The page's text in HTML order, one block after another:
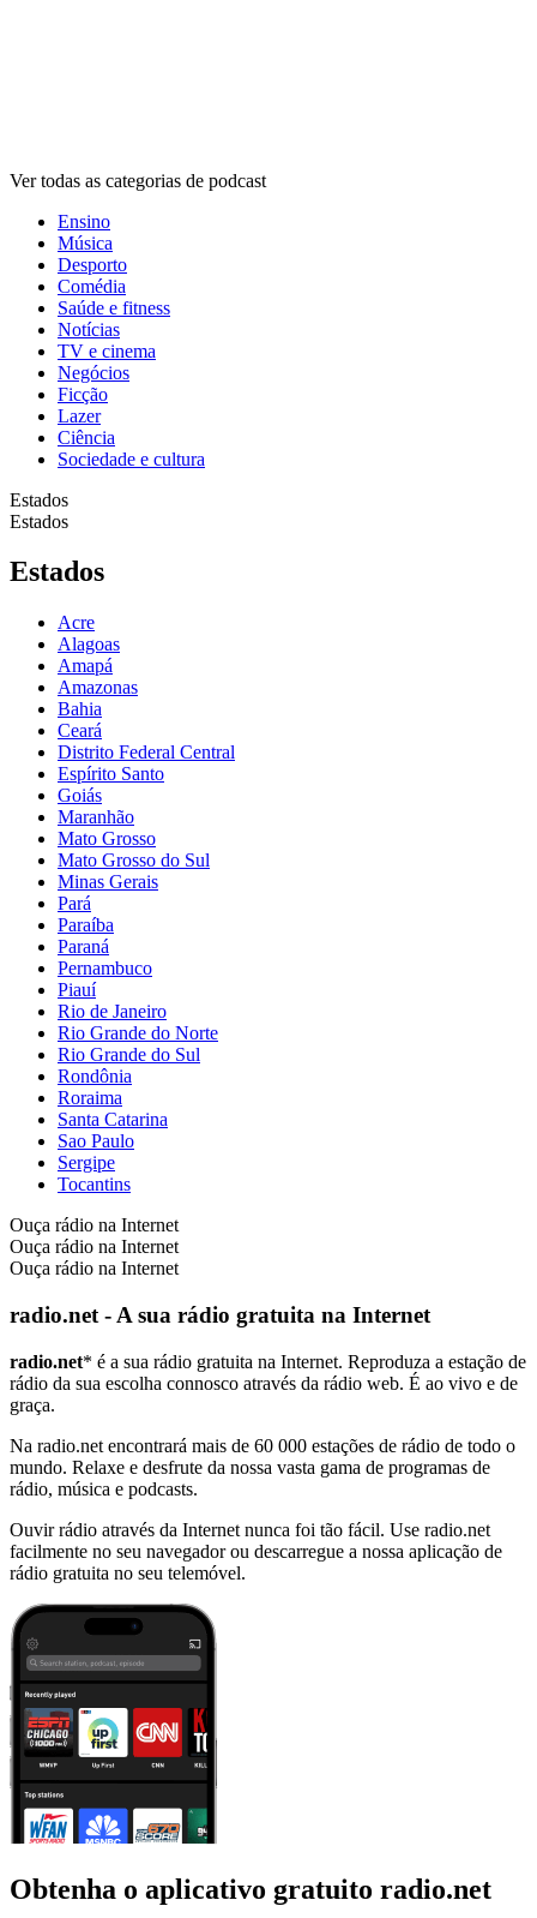
Ver todas as categorias de podcast
Ensino
Música
Desporto
Comédia
Saúde e fitness
Notícias
TV e cinema
Negócios
Ficção
Lazer
Ciência
Sociedade e cultura
Estados
Estados
Estados
Acre
Alagoas
Amapá
Amazonas
Bahia
Ceará
Distrito Federal Central
Espírito Santo
Goiás
Maranhão
Mato Grosso
Mato Grosso do Sul
Minas Gerais
Pará
Paraíba
Paraná
Pernambuco
Piauí
Rio de Janeiro
Rio Grande do Norte
Rio Grande do Sul
Rondônia
Roraima
Santa Catarina
Sao Paulo
Sergipe
Tocantins
Ouça rádio na Internet
Ouça rádio na Internet
Ouça rádio na Internet
radio.net - A sua rádio gratuita na Internet
radio.net* é a sua rádio gratuita na Internet. Reproduza a estação de
rádio da sua escolha connosco através da rádio web. É ao vivo e de
graça.
Na radio.net encontrará mais de 60 000 estações de rádio de todo o
mundo. Relaxe e desfrute da nossa vasta gama de programas de
rádio, música e podcasts.
Ouvir rádio através da Internet nunca foi tão fácil. Use radio.net
facilmente no seu navegador ou descarregue a nossa aplicação de
rádio gratuita no seu telemóvel.
Obtenha o aplicativo gratuito radio.net